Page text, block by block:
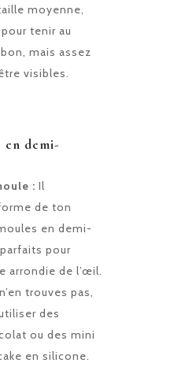
moyenne,
tenir au
mais assez
visibles.
en demi-
: Il
de ton
en demi-
pour
arrondie de l’œil.
trouves pas,
des
ou des mini
en silicone.